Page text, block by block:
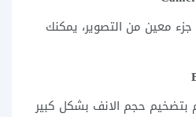
معين من التصوير، يمكنك
بتضخيم حجم الانف بشكل كبير